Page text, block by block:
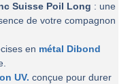
Suisse Poil Long : une
de votre compagnon
en métal Dibond
UV. conçue pour durer